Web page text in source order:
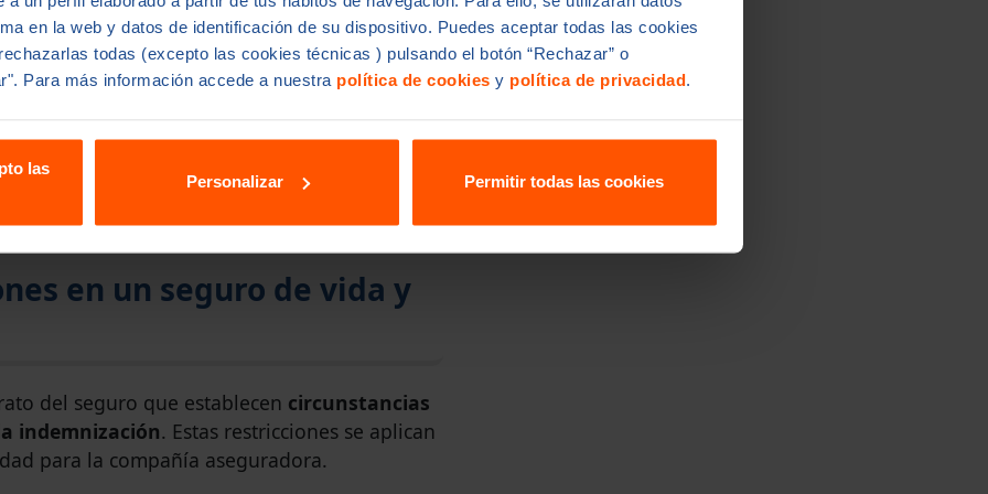
en la web y datos de identificación de su dispositivo. Puedes aceptar todas las cookies
todas (excepto las cookies técnicas ) pulsando el botón “Rechazar” o
Para más información accede a nuestra política de cookies y política de privacidad.
las
Personalizar Permitir todas las cookies
un instrumento de inversión, permitiendo
dinero.
garantizar una indemnización a los
del asegurado.
Vida Riesgo
en un seguro de vida y
del seguro que establecen circunstancias
indemnización. Estas restricciones se aplican
para la compañía aseguradora.